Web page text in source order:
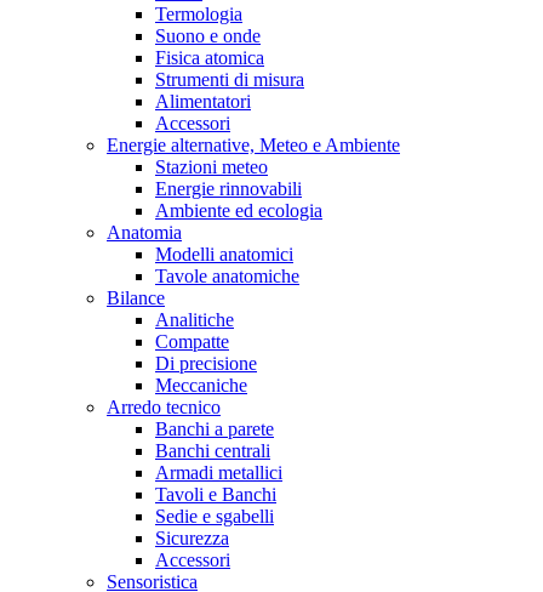
Termologia
Suono e onde
Fisica atomica
Strumenti di misura
Alimentatori
Accessori
Energie alternative, Meteo e Ambiente
Stazioni meteo
Energie rinnovabili
Ambiente ed ecologia
Anatomia
Modelli anatomici
Tavole anatomiche
Bilance
Analitiche
Compatte
Di precisione
Meccaniche
Arredo tecnico
Banchi a parete
Banchi centrali
Armadi metallici
Tavoli e Banchi
Sedie e sgabelli
Sicurezza
Accessori
Sensoristica